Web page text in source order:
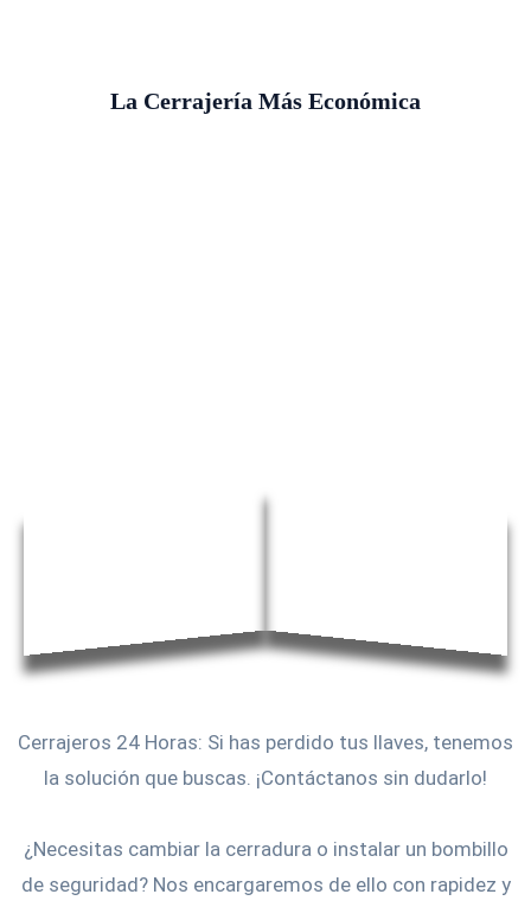
La Cerrajería Más Económica
Cerrajeros 24 Horas: Si has perdido tus llaves, tenemos
la solución que buscas. ¡Contáctanos sin dudarlo!
¿Necesitas cambiar la cerradura o instalar un bombillo
de seguridad? Nos encargaremos de ello con rapidez y